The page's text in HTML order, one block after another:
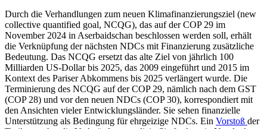
Durch die Ver­handlungen zum neuen Klimafinanzierungsziel (new
collective quantified goal, NCQG), das auf der COP 29 im
November 2024 in Aserbaidschan be­schlossen werden soll, erhält
die Ver­knüp­fung der nächsten NDCs mit Finanzierung zusätzliche
Bedeu­tung. Das NCQG ersetzt das alte Ziel von jährlich 100
Milliarden US-Dollar bis 2025, das 2009 eingeführt und 2015 im
Kontext des Pariser Abkommens bis 2025 verlängert wurde. Die
Terminierung des NCQG auf der COP 29, nämlich nach dem GST
(COP 28) und vor den neuen NDCs (COP 30), korrespondiert mit
den Ansichten vieler Entwicklungsländer. Sie sehen finan­zielle
Unterstützung als Bedingung für ehr­geizige NDCs. Ein Vor­stoß der